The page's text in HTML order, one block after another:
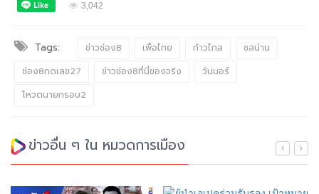
3,042
Tags: ข่าวช่อง8 เพื่อไทย ก้าวไกล
ชลน่าน
ช่อง8กดเลข27
ข่าวช่อง8ที่นี่ของจริง
วันนอร์
โหวตนายกรอบ2
ข่าวอื่น ๆ ใน หมวดการเมือง